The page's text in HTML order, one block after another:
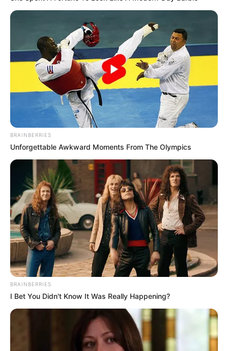
BRAINBERRIES
Unforgettable Awkward Moments From The Olympics
BRAINBERRIES
I Bet You Didn't Know It Was Really Happening?